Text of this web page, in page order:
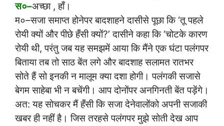
स०–अच्छा , हाँ।
म०–सजा समाप्त होनेपर बादशाहने दासीसे पूछा कि ‘तू पहले
रोयी क्यों और पीछे हँसी क्यों?’ दासीने कहा कि ‘चोटके कारण
रोयी थी, परंतु जब यह समझमें आया कि मैंने एक घंटा पलंगपर
बिताया तब तो साठ बेंत लगे और बादशाह सलामत रातभर
सोते हैं सो इनकी न मालूम क्या दशा होगी। पलंगकी सजासे
बेगम साहेबा भी न बचेंगी। आप दोनोंपर अनगिनती बेंत पड़ेंगे।
अत: यह सोचकर मैं हँसी कि सजा देनेवालोंको अपनी सजाकी
खबर ही नहीं है। जिस तरहसे पलंगपर मुझे सोती देख आप